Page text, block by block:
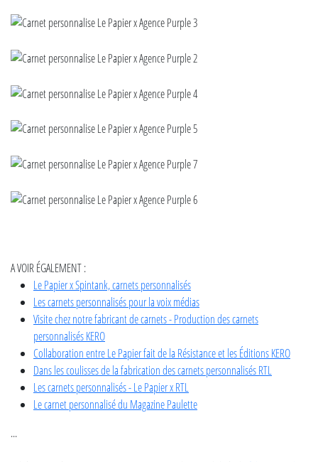
A VOIR ÉGALEMENT :
Le Papier x Spintank, carnets personnalisés
Les carnets personnalisés pour la voix médias
Visite chez notre fabricant de carnets - Production des carnets
personnalisés KERO
Collaboration entre Le Papier fait de la Résistance et les Éditions KERO
Dans les coulisses de la fabrication des carnets personnalisés RTL
Les carnets personnalisés - Le Papier x RTL
Le carnet personnalisé du Magazine Paulette
...